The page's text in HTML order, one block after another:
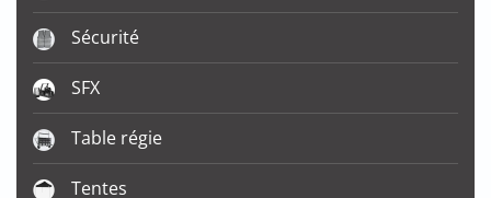
Sécurité
SFX
Table régie
Tentes